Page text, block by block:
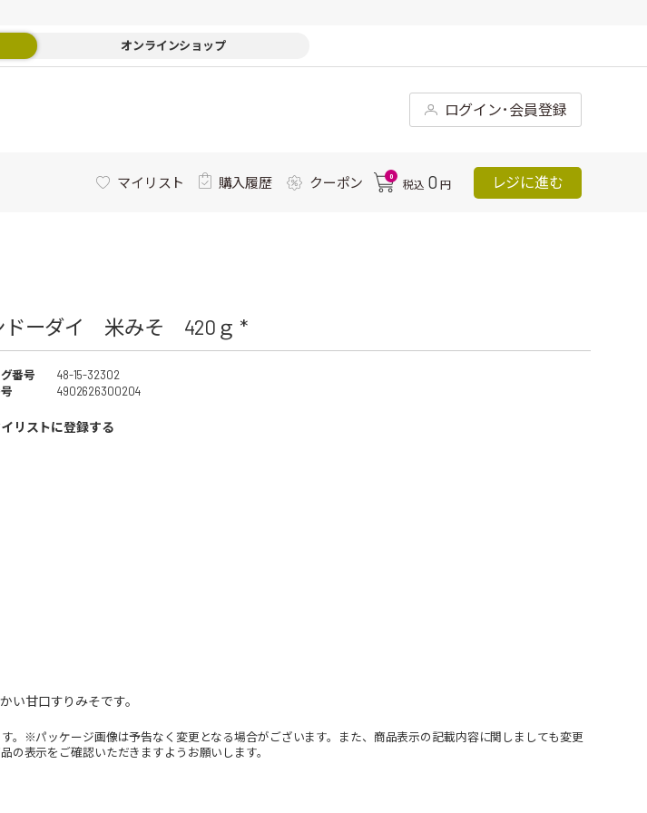
オンラインショップ
ログイン･会員登録
マイリスト 購入履歴 クーポン 0
税込 0 円 レジに進む
ドーダイ 米みそ 420ｇ *
番号
48-15-32302
4902626300204
リストに登録する
い甘口すりみそです。
。※パッケージ画像は予告なく変更となる場合がございます。また、商品表示の記載内容に関しましても変更
の表示をご確認いただきますようお願いします。